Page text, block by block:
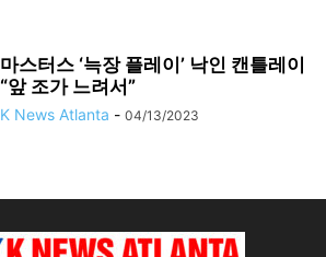
마스터스 ‘늑장 플레이’ 낙인 캔틀레이
“앞 조가 느려서”
K News Atlanta - 04/13/2023